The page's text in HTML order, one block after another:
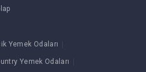
Yemek Odaları
Yemek Odaları